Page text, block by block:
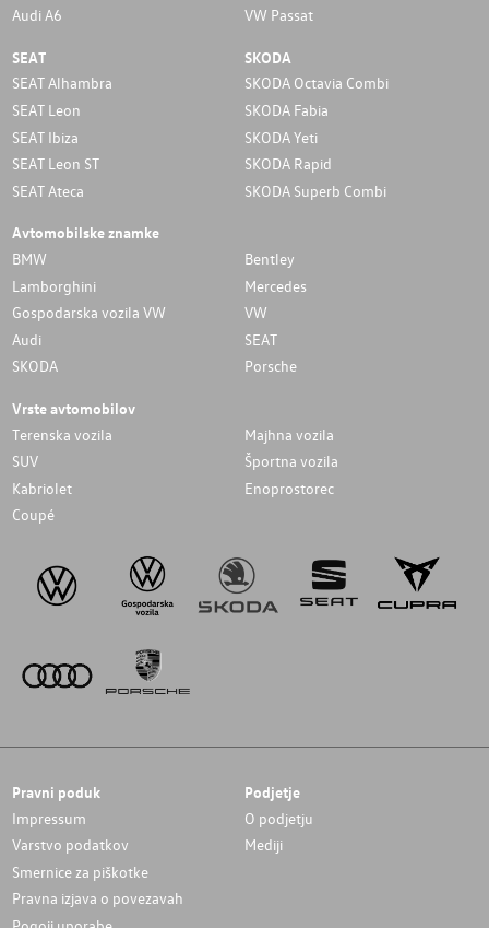
Audi A6
VW Passat
SEAT
SEAT Alhambra
SEAT Leon
SEAT Ibiza
SEAT Leon ST
SEAT Ateca
SKODA
SKODA Octavia Combi
SKODA Fabia
SKODA Yeti
SKODA Rapid
SKODA Superb Combi
Avtomobilske znamke
BMW
Bentley
Lamborghini
Mercedes
Gospodarska vozila VW
VW
Audi
SEAT
SKODA
Porsche
Vrste avtomobilov
Terenska vozila
Majhna vozila
SUV
Športna vozila
Kabriolet
Enoprostorec
Coupé
Pravni poduk
Impressum
Varstvo podatkov
Smernice za piškotke
Pravna izjava o povezavah
Podjetje
O podjetju
Mediji